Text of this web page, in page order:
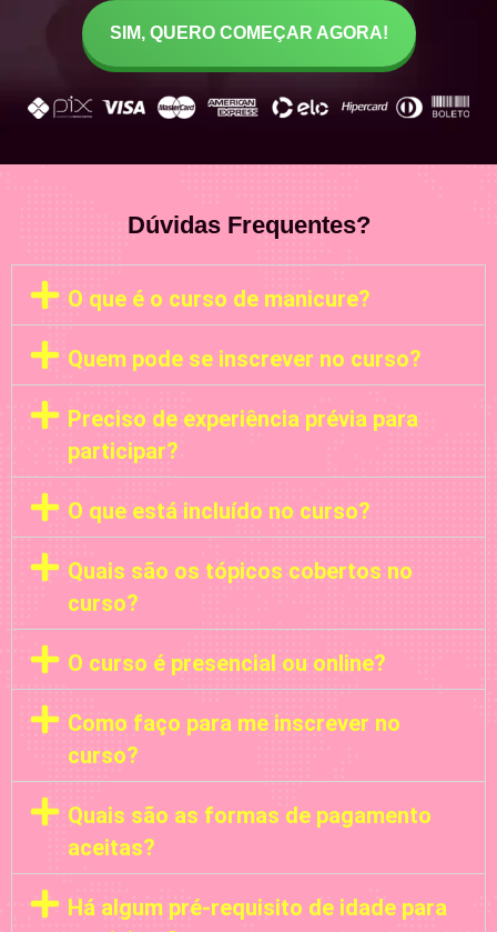
SIM, QUERO COMEÇAR AGORA!
Dúvidas Frequentes?
O que é o curso de manicure?
Quem pode se inscrever no curso?
Preciso de experiência prévia para
participar?
O que está incluído no curso?
Quais são os tópicos cobertos no
curso?
O curso é presencial ou online?
Como faço para me inscrever no
curso?
Quais são as formas de pagamento
aceitas?
Há algum pré-requisito de idade para